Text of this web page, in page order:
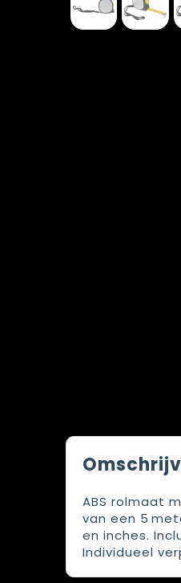
ABS rolmaat
van een 5
en inches.
Individueel